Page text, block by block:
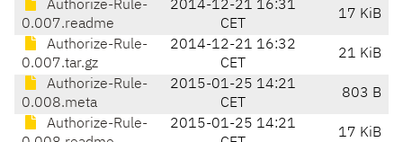
Authorize-Rule-
0.007.readme
2014-12-21 16:31
CET
17 KiB
Authorize-Rule-
0.007.tar.gz
2014-12-21 16:32
CET
21 KiB
Authorize-Rule-
0.008.meta
2015-01-25 14:21
CET
803 B
Authorize-Rule-
2015-01-25 14:21
17 KiB